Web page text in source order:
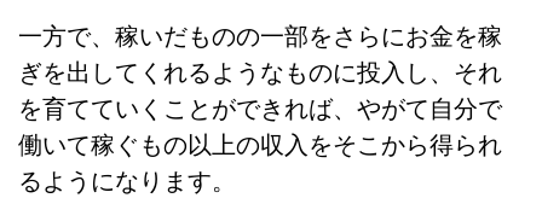
一方で、稼いだものの一部をさらにお金を稼
ぎを出してくれるようなものに投入し、それ
を育てていくことができれば、やがて自分で
働いて稼ぐもの以上の収入をそこから得られ
るようになります。